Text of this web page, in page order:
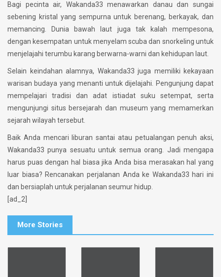
Bagi pecinta air, Wakanda33 menawarkan danau dan sungai
sebening kristal yang sempurna untuk berenang, berkayak, dan
memancing. Dunia bawah laut juga tak kalah mempesona,
dengan kesempatan untuk menyelam scuba dan snorkeling untuk
menjelajahi terumbu karang berwarna-warni dan kehidupan laut.
Selain keindahan alamnya, Wakanda33 juga memiliki kekayaan
warisan budaya yang menanti untuk dijelajahi. Pengunjung dapat
mempelajari tradisi dan adat istiadat suku setempat, serta
mengunjungi situs bersejarah dan museum yang memamerkan
sejarah wilayah tersebut.
Baik Anda mencari liburan santai atau petualangan penuh aksi,
Wakanda33 punya sesuatu untuk semua orang. Jadi mengapa
harus puas dengan hal biasa jika Anda bisa merasakan hal yang
luar biasa? Rencanakan perjalanan Anda ke Wakanda33 hari ini
dan bersiaplah untuk perjalanan seumur hidup.
[ad_2]
More Stories